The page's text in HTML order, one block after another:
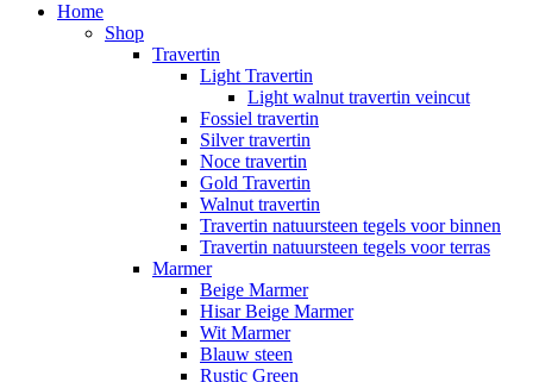
Home
Shop
Travertin
Light Travertin
Light walnut travertin veincut
Fossiel travertin
Silver travertin
Noce travertin
Gold Travertin
Walnut travertin
Travertin natuursteen tegels voor binnen
Travertin natuursteen tegels voor terras
Marmer
Beige Marmer
Hisar Beige Marmer
Wit Marmer
Blauw steen
Rustic Green